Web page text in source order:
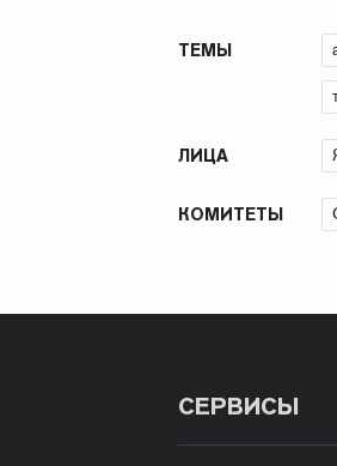
ТЕМЫ
ЛИЦА
КОМИТЕТЫ
СЕРВИСЫ